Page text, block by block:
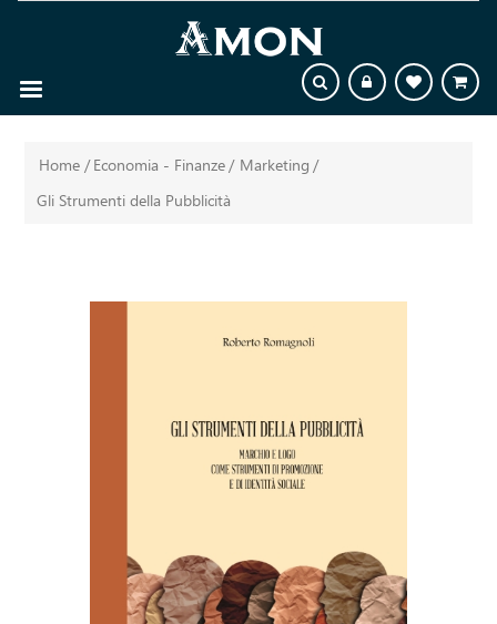
Home /Economia - Finanze/ Marketing /
Gli Strumenti della Pubblicità